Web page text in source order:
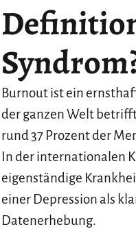
Burnout ist ein
der ganzen Welt
rund 37 Prozent der
In der internationalen
eigenständige
einer Depression als
Datenerhebung.